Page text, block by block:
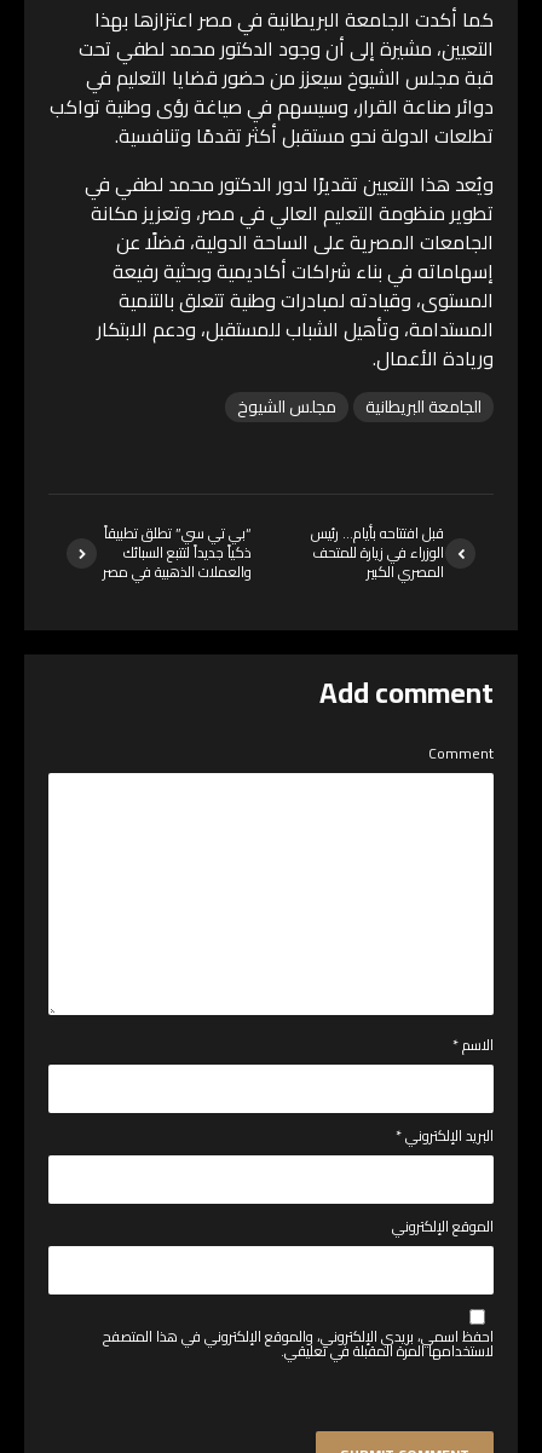
كما أكدت الجامعة البريطانية في مصر اعتزازها بهذا
التعيين، مشيرة إلى أن وجود الدكتور محمد لطفي تحت
قبة مجلس الشيوخ سيعزز من حضور قضايا التعليم في
دوائر صناعة القرار، وسيسهم في صياغة رؤى وطنية تواكب
تطلعات الدولة نحو مستقبل أكثر تقدمًا وتنافسية.
ويُعد هذا التعيين تقديرًا لدور الدكتور محمد لطفي في
تطوير منظومة التعليم العالي في مصر، وتعزيز مكانة
الجامعات المصرية على الساحة الدولية، فضلًا عن
إسهاماته في بناء شراكات أكاديمية وبحثية رفيعة
المستوى، وقيادته لمبادرات وطنية تتعلق بالتنمية
المستدامة، وتأهيل الشباب للمستقبل، ودعم الابتكار
وريادة الأعمال.
الجامعة البريطانية مجلس الشيوخ
قبل افتتاحه بأيام… رئيس
الوزراء في زيارة للمتحف
المصري الكبير
“بي تي سي” تطلق تطبيقاً
ذكياً جديداً لتتبع السبائك
والعملات الذهبية في مصر
Add comment
Comment
الاسم*
البريد الإلكتروني*
الموقع الإلكتروني
احفظ اسمي، بريدي الإلكتروني، والموقع الإلكتروني في هذا المتصفح
لاستخدامها المرة المقبلة في تعليقي.